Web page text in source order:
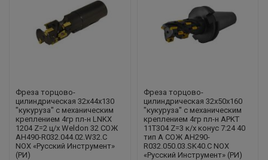
Фреза торцово-
цилиндрическая 32x44x130
"кукуруза" с механическим
креплением 4гр пл-н LNKX
1204 Z=2 ц/х Weldon 32 СОЖ
AH490-R032.044.02.W32.C
NOX «Русский Инструмент»
(РИ)
Фреза торцово-
цилиндрическая 32x50x160
"кукуруза" с механическим
креплением 4гр пл-н APKT
11T304 Z=3 к/х конус 7:24 40
тип A СОЖ AH290-
R032.050.03.SK40.C NOX
«Русский Инструмент» (РИ)